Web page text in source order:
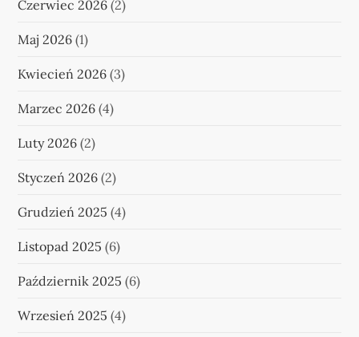
Czerwiec 2026 (2)
Maj 2026 (1)
Kwiecień 2026 (3)
Marzec 2026 (4)
Luty 2026 (2)
Styczeń 2026 (2)
Grudzień 2025 (4)
Listopad 2025 (6)
Październik 2025 (6)
Wrzesień 2025 (4)